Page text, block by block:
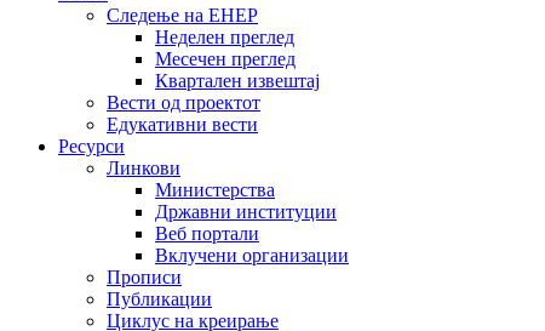
Следење на ЕНЕР
Неделен преглед
Месечен преглед
Квартален извештај
Вести од проектот
Едукативни вести
Ресурси
Линкови
Министерствa
Државни институции
Веб портали
Вклучени организации
Прописи
Публикации
Циклус на креирање